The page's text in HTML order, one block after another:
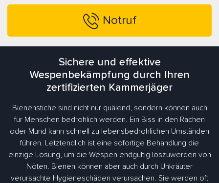
Notruf
Sichere und effektive
Wespenbekämpfung durch Ihren
zertifizierten Kammerjäger
Bienenstiche sind nicht nur quälend, sondern können auch
für Menschen bedrohlich werden. Ein Biss in den Rachen
oder Mund kann schnell zu lebensbedrohlichen Umständen
führen. Letztendlich ist eine sofortige Behandlung die
einzige Lösung, um die Wespen endgültig loszuwerden von
Nöten. Bienen können aber auch durch Unkräuter
verursachte Hygieneschäden verursachen. Sie werden oft